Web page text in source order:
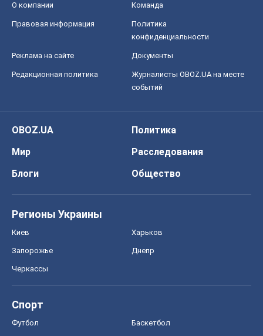
О компании Команда
Правовая информация
Политика
конфиденциальности
Реклама на сайте Документы
Редакционная политика
Журналисты OBOZ.UA на месте
событий
OBOZ.UA
Политика
Мир
Расследования
Блоги
Общество
Регионы Украины
Киев Харьков
Запорожье Днепр
Черкассы
Спорт
Футбол Баскетбол